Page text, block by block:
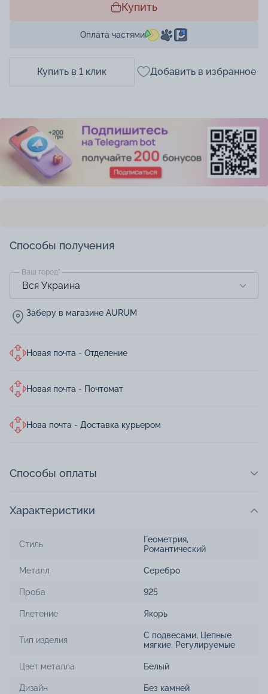
Купить
Оплата частями
Купить в 1 клик Добавить в избранное
Способы получения
Ваш город*
Заберу в магазине AURUM
Новая почта - Отделение
Новая почта - Почтомат
Нова почта - Доставка курьером
Способы оплаты
Характеристики
Стиль Геометрия,
Романтический
Металл Серебро
Проба 925
Плетение Якорь
Тип изделия С подвесами, Цепные
мягкие, Регулируемые
Цвет металла Белый
Дизайн Без камней